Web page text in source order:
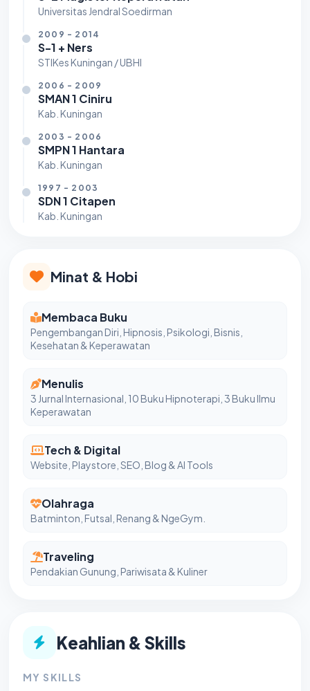
Universitas Jendral Soedirman
2009 - 2014
S-1 + Ners
STIKes Kuningan / UBHI
2006 - 2009
SMAN 1 Ciniru
Kab. Kuningan
2003 - 2006
SMPN 1 Hantara
Kab. Kuningan
1997 - 2003
SDN 1 Citapen
Kab. Kuningan
Minat & Hobi
Membaca Buku
Pengembangan Diri, Hipnosis, Psikologi, Bisnis,
Kesehatan & Keperawatan
Menulis
3 Jurnal Internasional, 10 Buku Hipnoterapi, 3 Buku Ilmu
Keperawatan
Tech & Digital
Website, Playstore, SEO, Blog & AI Tools
Olahraga
Batminton, Futsal, Renang & NgeGym.
Traveling
Pendakian Gunung, Pariwisata & Kuliner
Keahlian & Skills
MY SKILLS